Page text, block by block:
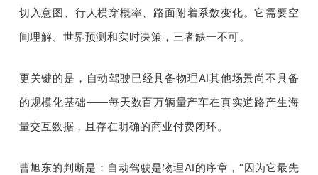
切入意图、行人横穿概率、路面附着系数变化。它需要空
间理解、世界预测和实时决策，三者缺一不可。
更关键的是，自动驾驶已经具备物理AI其他场景尚不具备
的规模化基础——每天数百万辆量产车在真实道路产生海
量交互数据，且存在明确的商业付费闭环。
曹旭东的判断是：自动驾驶是物理AI的序章，“因为它最先